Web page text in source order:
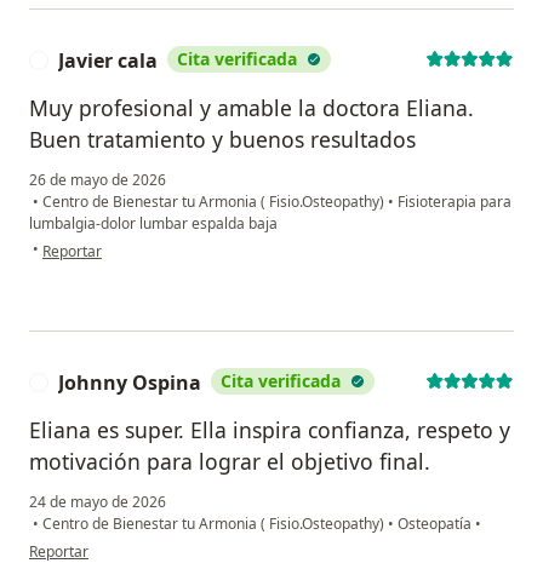
Javier cala Cita verificada
Muy profesional y amable la doctora Eliana.
Buen tratamiento y buenos resultados
26 de mayo de 2026
• Centro de Bienestar tu Armonia ( Fisio.Osteopathy) • Fisioterapia para
lumbalgia-dolor lumbar espalda baja
• en opinión del usuario Javier cala
Reportar
Johnny Ospina Cita verificada
Eliana es super. Ella inspira confianza, respeto y
motivación para lograr el objetivo final.
24 de mayo de 2026
• Centro de Bienestar tu Armonia ( Fisio.Osteopathy) • Osteopatía •
en opinión del usuario Johnny Ospina
Reportar